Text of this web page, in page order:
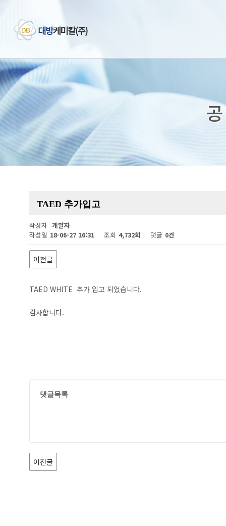
TAED 추가입고
작성자 개발자
작성일 18-06-27 16:31 조회 4,732회 댓글 0건
이전글
TAED WHITE 추가 입고 되었습니다.
감사합니다.
댓글목록
이전글